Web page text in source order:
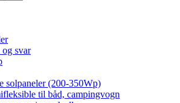
og svar
solpaneler (200-350Wp)
til båd, campingvogn